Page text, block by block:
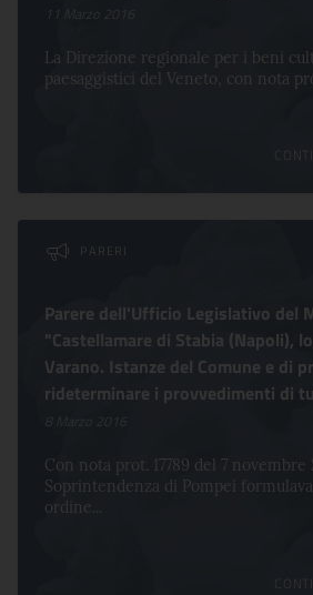
11 Marzo 2016
La Direzione regionale per i beni
paesaggistici del Veneto, con nota
PARERI
Parere dell'Ufficio Legislativo del
"Castellamare di Stabia (Napoli),
Varano. Istanze del Comune e di
rideterminare i provvedimenti di
8 Marzo 2016
Con nota prot. 17789 del 7 novembre
Soprintendenza di Pompei
ordine...